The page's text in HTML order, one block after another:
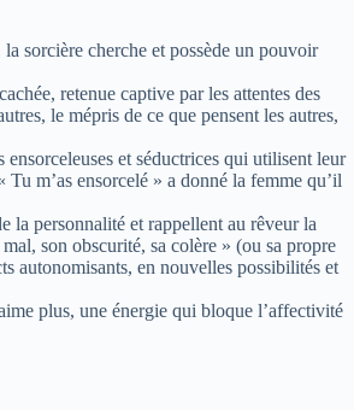
sorcière cherche et possède un pouvoir
retenue captive par les attentes des
le mépris de ce que pensent les autres,
et séductrices qui utilisent leur
m’as ensorcelé » a donné la femme qu’il
la personnalité et rappellent au rêveur la
son obscurité, sa colère » (ou sa propre
autonomisants, en nouvelles possibilités et
plus, une énergie qui bloque l’affectivité